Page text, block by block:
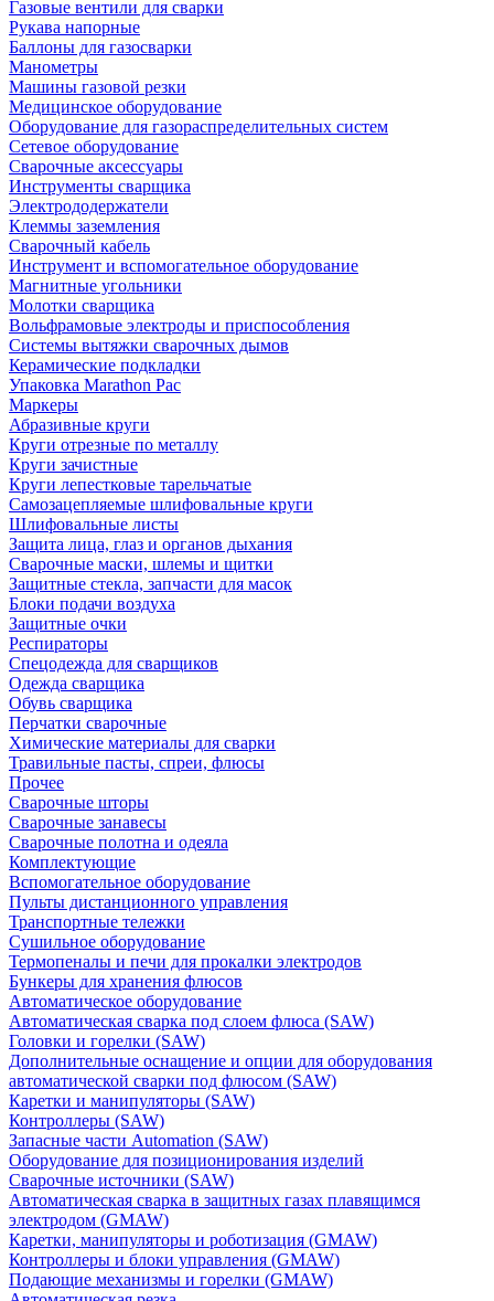
Газовые вентили для сварки
Рукава напорные
Баллоны для газосварки
Манометры
Машины газовой резки
Медицинское оборудование
Оборудование для газораспределительных систем
Сетевое оборудование
Сварочные аксессуары
Инструменты сварщика
Электрододержатели
Клеммы заземления
Сварочный кабель
Инструмент и вспомогательное оборудование
Магнитные угольники
Молотки сварщика
Вольфрамовые электроды и приспособления
Системы вытяжки сварочных дымов
Керамические подкладки
Упаковка Marathon Pac
Маркеры
Абразивные круги
Круги отрезные по металлу
Круги зачистные
Круги лепестковые тарельчатые
Самозацепляемые шлифовальные круги
Шлифовальные листы
Защита лица, глаз и органов дыхания
Сварочные маски, шлемы и щитки
Защитные стекла, запчасти для масок
Блоки подачи воздуха
Защитные очки
Респираторы
Спецодежда для сварщиков
Одежда сварщика
Обувь сварщика
Перчатки сварочные
Химические материалы для сварки
Травильные пасты, спреи, флюсы
Прочее
Сварочные шторы
Сварочные занавесы
Сварочные полотна и одеяла
Комплектующие
Вспомогательное оборудование
Пульты дистанционного управления
Транспортные тележки
Сушильное оборудование
Термопеналы и печи для прокалки электродов
Бункеры для хранения флюсов
Автоматическое оборудование
Автоматическая сварка под слоем флюса (SAW)
Головки и горелки (SAW)
Дополнительные оснащение и опции для оборудования
автоматической сварки под флюсом (SAW)
Каретки и манипуляторы (SAW)
Контроллеры (SAW)
Запасные части Automation (SAW)
Оборудование для позиционирования изделий
Сварочные источники (SAW)
Автоматическая сварка в защитных газах плавящимся
электродом (GMAW)
Каретки, манипуляторы и роботизация (GMAW)
Контроллеры и блоки управления (GMAW)
Подающие механизмы и горелки (GMAW)